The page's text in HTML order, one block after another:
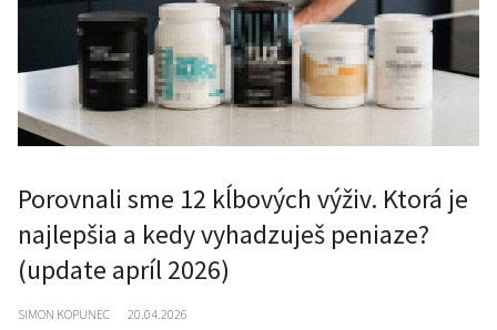
Porovnali sme 12 kĺbových výživ. Ktorá je
najlepšia a kedy vyhadzuješ peniaze?
(update apríl 2026)
SIMON KOPUNEC 20.04.2026